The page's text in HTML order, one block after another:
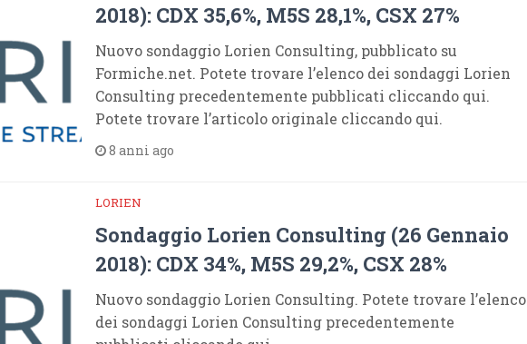
2018): CDX 35,6%, M5S 28,1%, CSX 27%
Nuovo sondaggio Lorien Consulting, pubblicato su
Formiche.net. Potete trovare l’elenco dei sondaggi Lorien
Consulting precedentemente pubblicati cliccando qui.
Potete trovare l’articolo originale cliccando qui.
8 anni ago
LORIEN
Sondaggio Lorien Consulting (26 Gennaio
2018): CDX 34%, M5S 29,2%, CSX 28%
Nuovo sondaggio Lorien Consulting. Potete trovare l’elenco
dei sondaggi Lorien Consulting precedentemente